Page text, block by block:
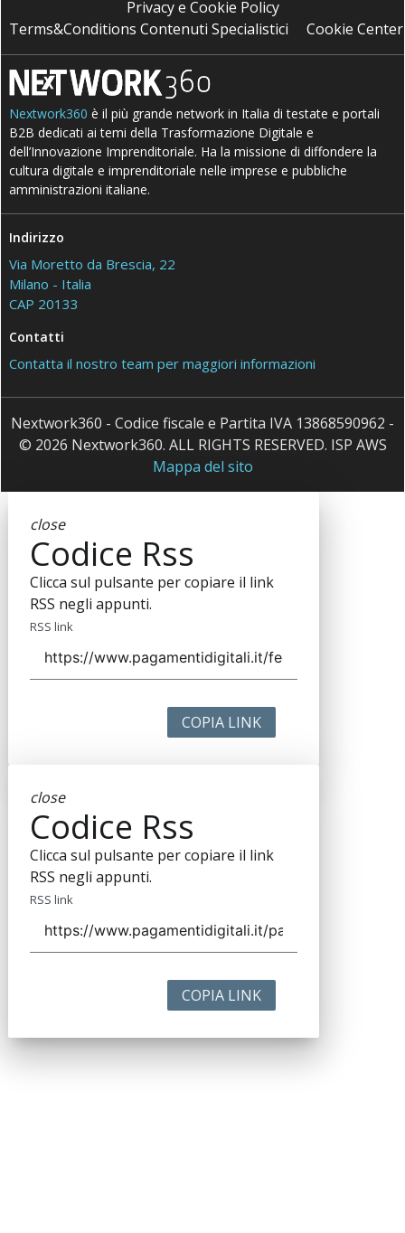
Privacy e Cookie Policy
Terms&Conditions Contenuti Specialistici
Cookie Center
Nextwork360 è il più grande network in Italia di testate e portali
B2B dedicati ai temi della Trasformazione Digitale e
dell’Innovazione Imprenditoriale. Ha la missione di diffondere la
cultura digitale e imprenditoriale nelle imprese e pubbliche
amministrazioni italiane.
Indirizzo
Via Moretto da Brescia, 22
Milano - Italia
CAP 20133
Contatti
Contatta il nostro team per maggiori informazioni
Nextwork360 - Codice fiscale e Partita IVA 13868590962 -
© 2026 Nextwork360. ALL RIGHTS RESERVED. ISP AWS
Mappa del sito
close
Codice Rss
Clicca sul pulsante per copiare il link
RSS negli appunti.
RSS link
COPIA LINK
close
Codice Rss
Clicca sul pulsante per copiare il link
RSS negli appunti.
RSS link
COPIA LINK